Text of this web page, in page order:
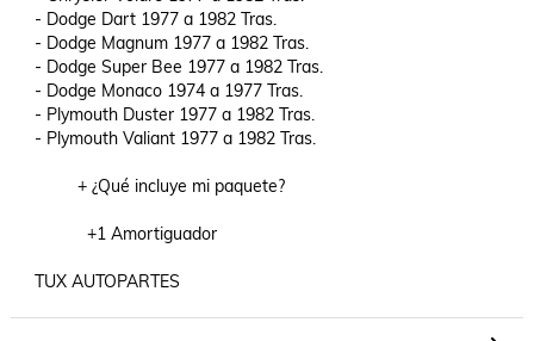
- Dodge Dart 1977 a 1982 Tras.
- Dodge Magnum 1977 a 1982 Tras.
- Dodge Super Bee 1977 a 1982 Tras.
- Dodge Monaco 1974 a 1977 Tras.
- Plymouth Duster 1977 a 1982 Tras.
- Plymouth Valiant 1977 a 1982 Tras.
         + ¿Qué incluye mi paquete?
           +1 Amortiguador
TUX AUTOPARTES